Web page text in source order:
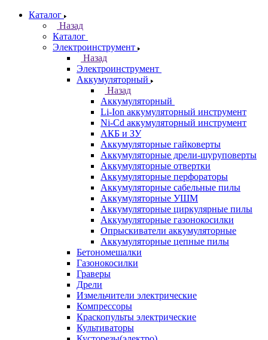
Каталог
Назад
Каталог
Электроинструмент
Назад
Электроинструмент
Аккумуляторный
Назад
Аккумуляторный
Li-Ion аккумуляторный инструмент
Ni-Cd аккумуляторный инструмент
АКБ и ЗУ
Аккумуляторные гайковерты
Аккумуляторные дрели-шуруповерты
Аккумуляторные отвертки
Аккумуляторные перфораторы
Аккумуляторные сабельные пилы
Аккумуляторные УШМ
Аккумуляторные циркулярные пилы
Аккумуляторные газонокосилки
Опрыскиватели аккумуляторные
Аккумуляторные цепные пилы
Бетономешалки
Газонокосилки
Граверы
Дрели
Измельчители электрические
Компрессоры
Краскопульты электрические
Культиваторы